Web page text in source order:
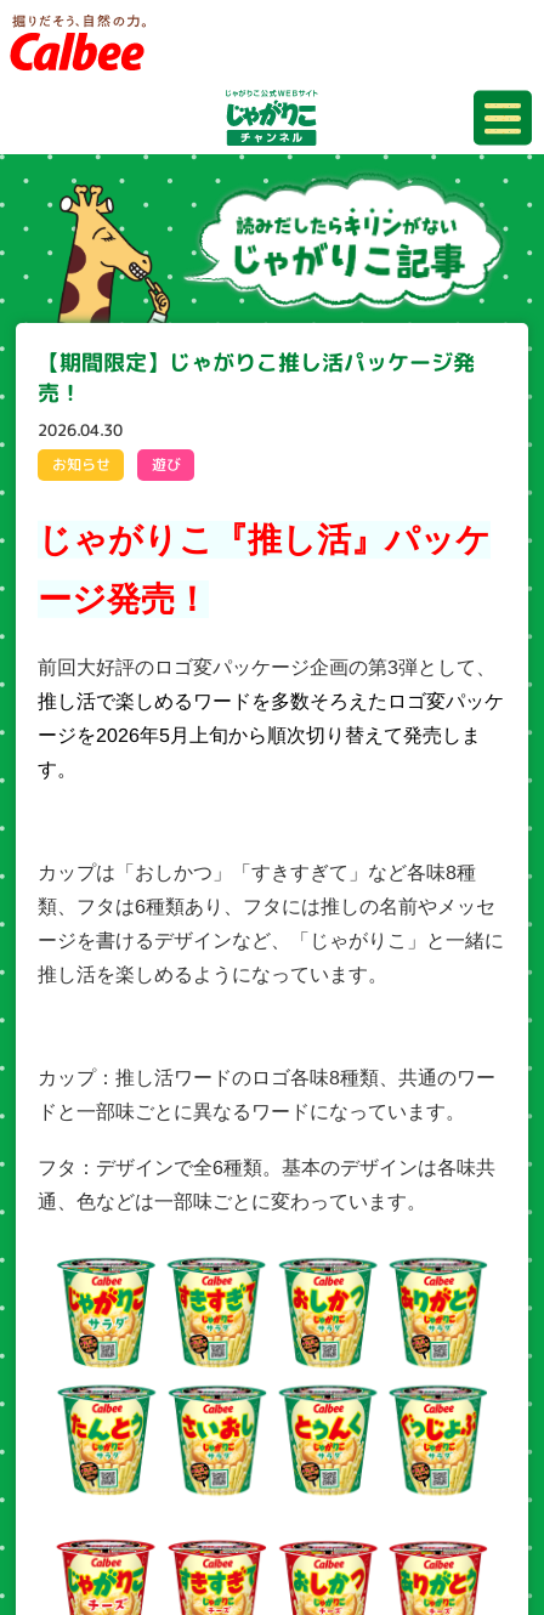
【期間限定】じゃがりこ推し活パッケージ発
売！
2026.04.30
お知らせ 遊び
じゃがりこ『推し活』パッケ
ージ発売！
前回大好評のロゴ変パッケージ企画の第3弾として、
推し活で楽しめるワードを多数そろえたロゴ変パッケ
ージを2026年5月上旬から順次切り替えて発売しま
す。
カップは「おしかつ」「すきすぎて」など各味8種
類、フタは6種類あり、フタには推しの名前やメッセ
ージを書けるデザインなど、「じゃがりこ」と一緒に
推し活を楽しめるようになっています。
カップ：推し活ワードのロゴ各味8種類、共通のワー
ドと一部味ごとに異なるワードになっています。
フタ：デザインで全6種類。基本のデザインは各味共
通、色などは一部味ごとに変わっています。